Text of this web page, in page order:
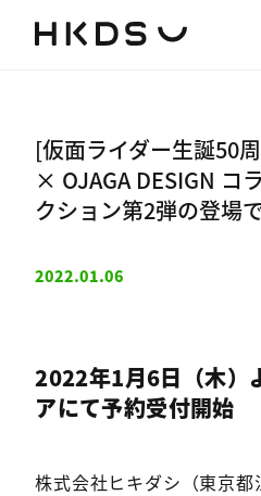
[仮面ライダー生誕50
× OJAGA DESIGN コ
クション第2弾の登場で
2022.01.06
2022年1月6日（木）
アにて予約受付開始
株式会社ヒキダシ（東京都